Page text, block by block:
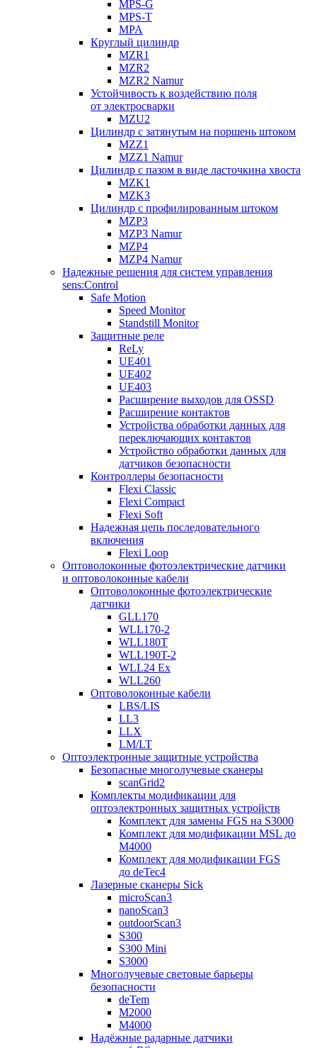
MPS-G
MPS-T
MPA
Круглый цилиндр
MZR1
MZR2
MZR2 Namur
Устойчивость к воздействию поля
от электросварки
MZU2
Цилиндр с затянутым на поршень штоком
MZZ1
MZZ1 Namur
Цилиндр с пазом в виде ласточкина хвоста
MZK1
MZK3
Цилиндр с профилированным штоком
MZP3
MZP3 Namur
MZP4
MZP4 Namur
Надежные решения для систем управления
sens:Control
Safe Motion
Speed Monitor
Standstill Monitor
Защитные реле
ReLy
UE401
UE402
UE403
Расширение выходов для OSSD
Расширение контактов
Устройства обработки данных для
переключающих контактов
Устройство обработки данных для
датчиков безопасности
Контроллеры безопасности
Flexi Classic
Flexi Compact
Flexi Soft
Надежная цепь последовательного
включения
Flexi Loop
Оптоволоконные фотоэлектрические датчики
и оптоволоконные кабели
Оптоволоконные фотоэлектрические
датчики
GLL170
WLL170-2
WLL180T
WLL190T-2
WLL24 Ex
WLL260
Оптоволоконные кабели
LBS/LIS
LL3
LLX
LM/LT
Оптоэлектронные защитные устройства
Безопасные многолучевые сканеры
scanGrid2
Комплекты модификации для
оптоэлектронных защитных устройств
Комплект для замены FGS на S3000
Комплект для модификации MSL до
M4000
Комплект для модификации FGS
до deTec4
Лазерные сканеры Sick
microScan3
nanoScan3
outdoorScan3
S300
S300 Mini
S3000
Многолучевые световые барьеры
безопасности
deTem
M2000
M4000
Надёжные радарные датчики